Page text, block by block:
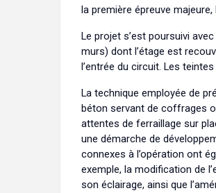
la première épreuve
Le projet s’est poursuivi
murs) dont l’étage est
l’entrée du circuit. Les
La technique employée de
béton servant de coffrages
attentes de ferraillage sur
une démarche de
connexes à l’opération ont
exemple, la modification de
son éclairage, ainsi que